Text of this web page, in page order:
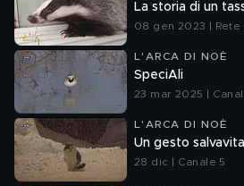
La storia di un
08 gen 2023 | Rete
L'ARCA DI NOÈ
SpeciAli
23 mar 2025 |
L'ARCA DI NOÈ
Un gesto salvavita
28 dic | Canale 5